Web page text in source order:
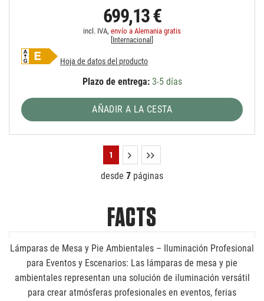
699,13 €
incl. IVA,envío a Alemania gratis
Internacional
Hoja de datos del producto
Plazo de entrega:3-5 días
AÑADIR A LA CESTA
1
desde 7 páginas
FACTS
Lámparas de Mesa y Pie Ambientales – Iluminación Profesional
para Eventos y Escenarios: Las lámparas de mesa y pie
ambientales representan una solución de iluminación versátil
para crear atmósferas profesionales en eventos, ferias